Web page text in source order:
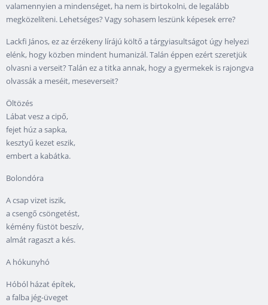
valamennyien a mindenséget, ha nem is birtokolni, de legalább
megközelíteni. Lehetséges? Vagy sohasem leszünk képesek erre?
Lackfi János, ez az érzékeny lírájú költő a tárgyiasultságot úgy helyezi
elénk, hogy közben mindent humanizál. Talán éppen ezért szeretjük
olvasni a verseit? Talán ez a titka annak, hogy a gyermekek is rajongva
olvassák a meséit, meseverseit?
Öltözés
Lábat vesz a cipő,
fejet húz a sapka,
kesztyű kezet eszik,
embert a kabátka.
Bolondóra
A csap vizet iszik,
a csengő csöngetést,
kémény füstöt beszív,
almát ragaszt a kés.
A hókunyhó
Hóból házat építek,
a falba jég-üveget